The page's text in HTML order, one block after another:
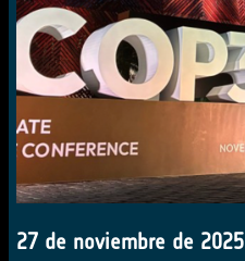
27 de noviembre de 2025